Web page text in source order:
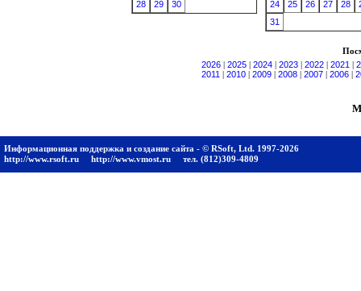
28 29 30 24 25 26 27 28
31
2026
2025 2024 2023 2022 2021
2011
2010 2009 2008 2007 2006
Информационная поддержка и создание сайта - © RSoft, Ltd. 1997-2026
http://www.rsoft.ru
http://www.vmost.ru тел. (812)309-4809